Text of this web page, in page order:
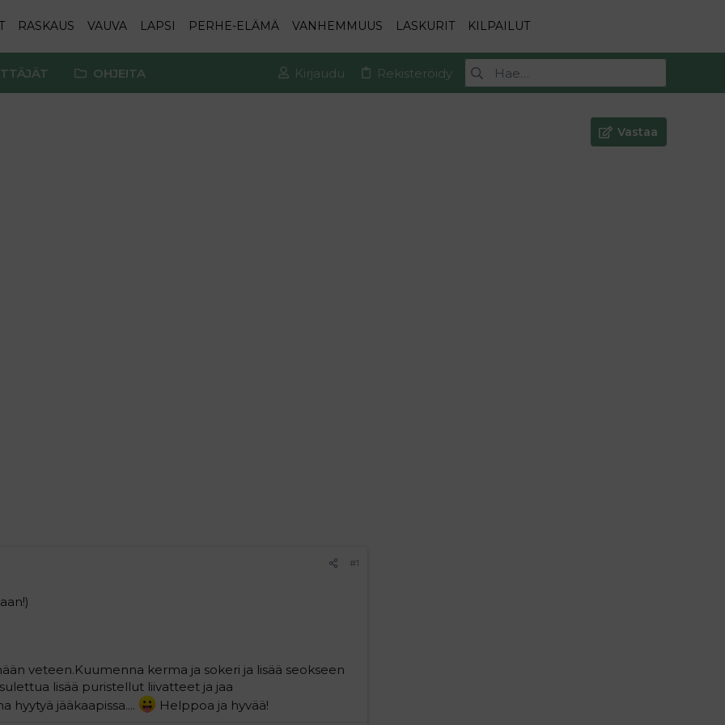
RASKAUS VAUVA LAPSI PERHE-ELÄMÄ VANHEMMUUS LASKURIT KILPAILUT
OHJEITA Kirjaudu Rekisteröidy
Vastaa
#1
veteen.Kuumenna kerma ja sokeri ja lisää seokseen
lisää puristellut liivatteet ja jaa
hyytyä jääkaapissa....
Helppoa ja hyvää!